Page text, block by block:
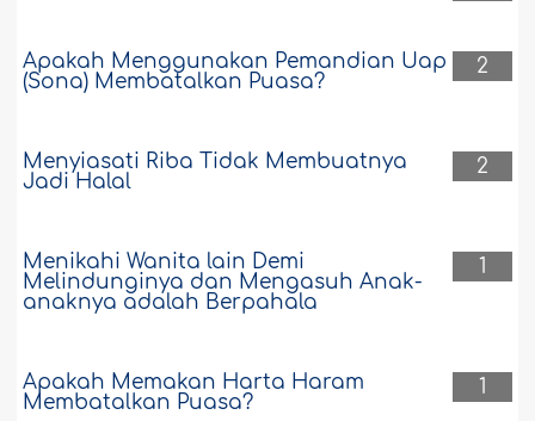
2
Apakah Menggunakan Pemandian Uap
(Sona) Membatalkan Puasa?
2
Menyiasati Riba Tidak Membuatnya
Jadi Halal
1
Menikahi Wanita lain Demi
Melindunginya dan Mengasuh Anak-
anaknya adalah Berpahala
1
Apakah Memakan Harta Haram
Membatalkan Puasa?